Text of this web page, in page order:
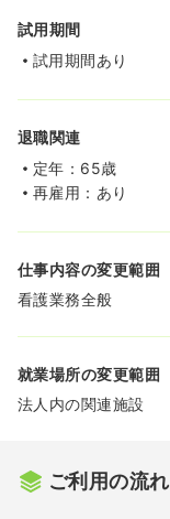
試用期間
試用期間あり
退職関連
定年：65歳
再雇用：あり
仕事内容の変更範囲
看護業務全般
就業場所の変更範囲
法人内の関連施設
ご利用の流れ